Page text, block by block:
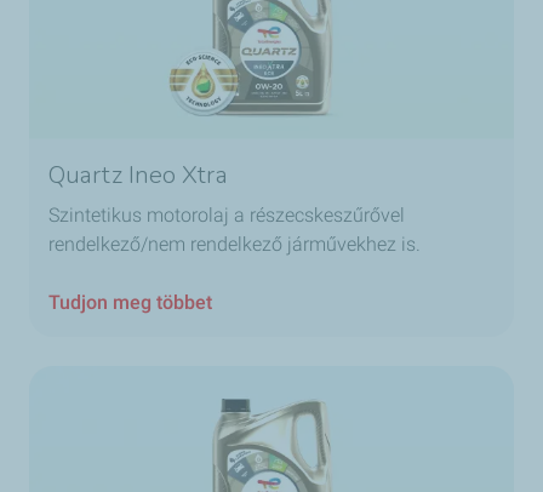
Quartz Ineo Xtra
Szintetikus motorolaj a részecskeszűrővel
rendelkező/nem rendelkező járművekhez is.
Tudjon meg többet